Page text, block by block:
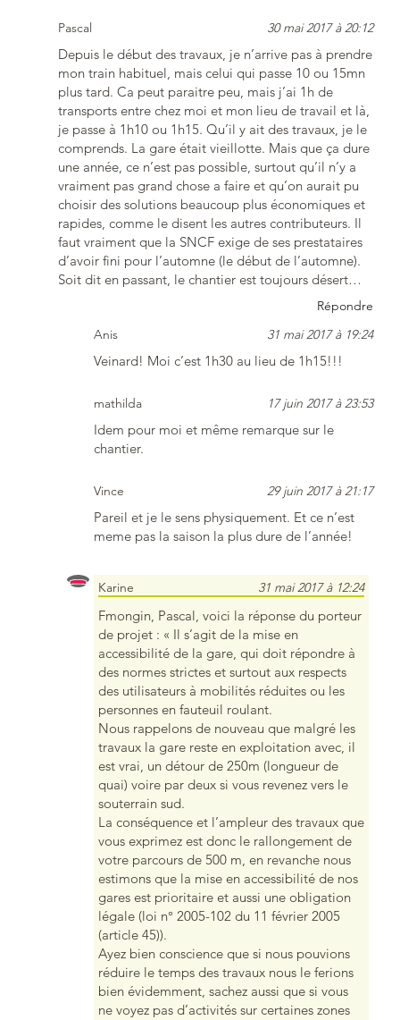
Pascal 30 mai 2017 à 20:12
Depuis le début des travaux, je n’arrive pas à prendre
mon train habituel, mais celui qui passe 10 ou 15mn
plus tard. Ca peut paraitre peu, mais j’ai 1h de
transports entre chez moi et mon lieu de travail et là,
je passe à 1h10 ou 1h15. Qu’il y ait des travaux, je le
comprends. La gare était vieillotte. Mais que ça dure
une année, ce n’est pas possible, surtout qu’il n’y a
vraiment pas grand chose a faire et qu’on aurait pu
choisir des solutions beaucoup plus économiques et
rapides, comme le disent les autres contributeurs. Il
faut vraiment que la SNCF exige de ses prestataires
d’avoir fini pour l’automne (le début de l’automne).
Soit dit en passant, le chantier est toujours désert…
Répondre
Anis
31 mai 2017 à 19:24
Veinard! Moi c’est 1h30 au lieu de 1h15!!!
mathilda 17 juin 2017 à 23:53
Idem pour moi et même remarque sur le
chantier.
Vince 29 juin 2017 à 21:17
Pareil et je le sens physiquement. Et ce n’est
meme pas la saison la plus dure de l’année!
Karine 31 mai 2017 à 12:24
Fmongin, Pascal, voici la réponse du porteur
de projet : « Il s’agit de la mise en
accessibilité de la gare, qui doit répondre à
des normes strictes et surtout aux respects
des utilisateurs à mobilités réduites ou les
personnes en fauteuil roulant.
Nous rappelons de nouveau que malgré les
travaux la gare reste en exploitation avec, il
est vrai, un détour de 250m (longueur de
quai) voire par deux si vous revenez vers le
souterrain sud.
La conséquence et l’ampleur des travaux que
vous exprimez est donc le rallongement de
votre parcours de 500 m, en revanche nous
estimons que la mise en accessibilité de nos
gares est prioritaire et aussi une obligation
légale (loi n° 2005-102 du 11 février 2005
(article 45)).
Ayez bien conscience que si nous pouvions
réduire le temps des travaux nous le ferions
bien évidemment, sachez aussi que si vous
ne voyez pas d’activités sur certaines zones